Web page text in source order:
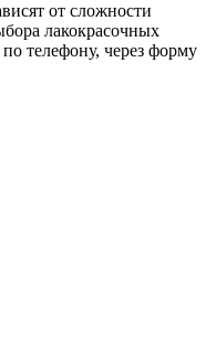
от сложности
лакокрасочных
телефону, через форму